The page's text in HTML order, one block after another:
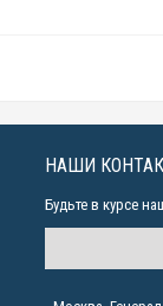
НАШИ
Будьте в курсе